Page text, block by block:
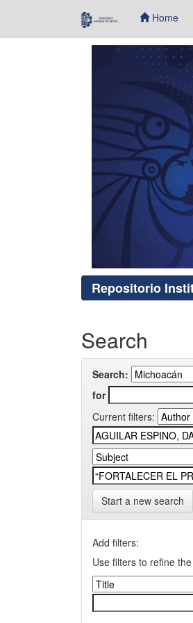
Home
Repositorio
Search
Search:
for
Current filters:
Start a new search
Add filters:
Use filters to refine